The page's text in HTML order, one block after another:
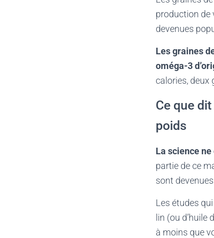
production de
devenues
Les graines
oméga-3
calories, deux
Ce que
poids
La science
partie de ce
sont
Les études
lin (ou
à moins que